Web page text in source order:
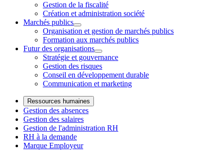
Gestion de la fiscalité
Création et administration société
Marchés publics
Organisation et gestion de marchés publics
Formation aux marchés publics
Futur des organisations
Stratégie et gouvernance
Gestion des risques
Conseil en développement durable
Communication et marketing
Ressources humaines
Gestion des absences
Gestion des salaires
Gestion de l'administration RH
RH à la demande
Marque Employeur